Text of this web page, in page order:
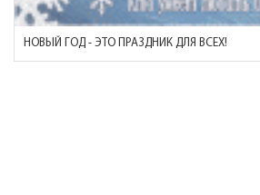
НОВЫЙ ГОД - ЭТО ПРАЗДНИК ДЛЯ ВСЕХ!